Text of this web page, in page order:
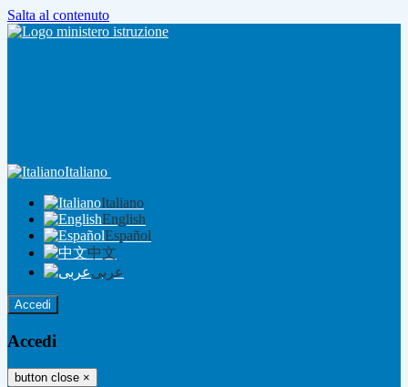
Salta al contenuto
Italiano
Italiano
English
Español
中文
عربى
Accedi
Accedi
button close ×